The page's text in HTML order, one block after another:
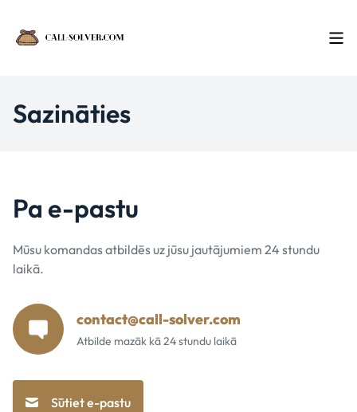
Sazināties
Pa e-pastu
Mūsu komandas atbildēs uz jūsu jautājumiem 24 stundu
laikā.
contact@call-solver.com
Atbilde mazāk kā 24 stundu laikā
Sūtiet e-pastu